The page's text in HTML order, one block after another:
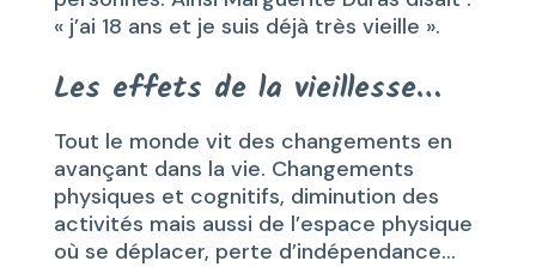
« j’ai 18 ans et je suis déjà très vieille ».
Les effets de la vieillesse…
Tout le monde vit des changements en
avançant dans la vie. Changements
physiques et cognitifs, diminution des
activités mais aussi de l’espace physique
où se déplacer, perte d’indépendance…